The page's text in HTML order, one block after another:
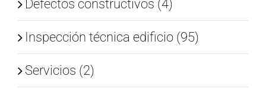
Defectos constructivos (4)
Inspección técnica edificio (95)
Servicios (2)